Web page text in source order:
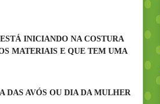
INICIANDO NA COSTURA
MATERIAIS E QUE TEM UMA
DAS AVÓS OU DIA DA MULHER